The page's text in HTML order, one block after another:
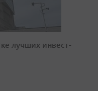
лучших инвест-